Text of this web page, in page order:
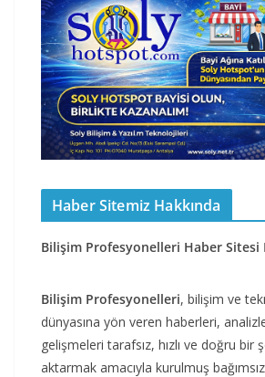
Haber Sitemiz Hakkında
Bilişim Profesyonelleri Haber Sitesi
Bilişim Profesyonelleri, bilişim ve
dünyasına yön veren haberleri,
gelişmeleri tarafsız, hızlı ve doğru bir
aktarmak amacıyla kurulmuş